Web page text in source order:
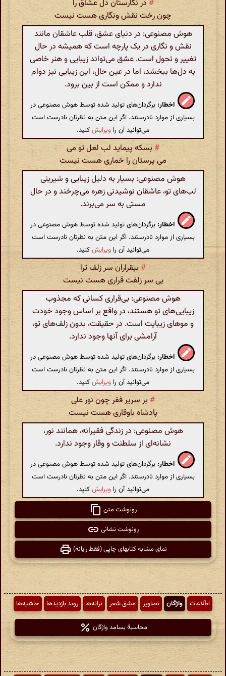
# در نگارستان دل عشاق را
چون رخت نقش ونگاری هست نیست
هوش مصنوعی: در دنیای عشق، قلب عاشقان مانند
نقش و نگاری در یک پارچه است که همیشه در حال
تغییر و تحول است. عشق می‌تواند زیبایی و هنر خاصی
به دل‌ها ببخشد، اما در عین حال، این زیبایی نیز دوام
ندارد و ممکن است از بین برود.
اخطار: برگردان‌های تولید شده توسط هوش مصنوعی در
بسیاری از موارد نادرستند. اگر این متن به نظرتان نادرست است
می‌توانید آن را ویرایشکنید.
# بسکه پیماید لب لعل تو می
می پرستان را خماری هست نیست
هوش مصنوعی: بسیار به دلیل زیبایی و شیرینی
لب‌های تو، عاشقان نوشیدنی زهره می‌چرخند و در حال
مستی به سر می‌برند.
اخطار: برگردان‌های تولید شده توسط هوش مصنوعی در
بسیاری از موارد نادرستند. اگر این متن به نظرتان نادرست است
می‌توانید آن را ویرایشکنید.
# بیقراران سر زلف ترا
بی سر زلفت قراری هست نیست
هوش مصنوعی: بی‌قراری کسانی که مجذوب
زیبایی‌های تو هستند، در واقع بر اساس وجود خودت
و موهای زیبایت است. در حقیقت، بدون زلف‌های تو،
آرامشی برای آنها وجود ندارد.
اخطار: برگردان‌های تولید شده توسط هوش مصنوعی در
بسیاری از موارد نادرستند. اگر این متن به نظرتان نادرست است
می‌توانید آن را ویرایشکنید.
# بر سریر فقر چون نور علی
پادشاه باوقاری هست نیست
هوش مصنوعی: در زندگی فقیرانه، همانند نور،
نشانه‌ای از سلطنت و وقار وجود ندارد.
اخطار: برگردان‌های تولید شده توسط هوش مصنوعی در
بسیاری از موارد نادرستند. اگر این متن به نظرتان نادرست است
می‌توانید آن را ویرایشکنید.
رونوشت متن
رونوشت نشانی
نمای مشابه کتابهای چاپی (فقط رایانه)
اطّلاعات واژگان تصاویر مشق شعر ترانه‌ها روند بازدیدها حاشیه‌ها
محاسبهٔ بسامد واژگان